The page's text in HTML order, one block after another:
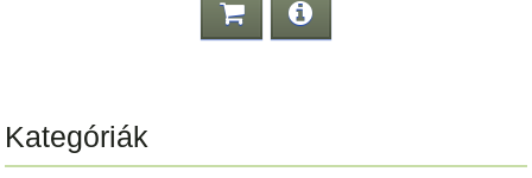
Kategóriák